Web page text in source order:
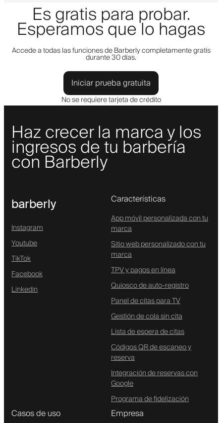
Es gratis para probar.
Esperamos que lo hagas
Accede a todas las funciones de Barberly completamente gratis
durante 30 días.
Iniciar prueba gratuita
No se requiere tarjeta de crédito
Haz crecer la marca y los
ingresos de tu barbería
con Barberly
barberly
Instagram
Youtube
TikTok
Facebook
Linkedin
Características
App móvil personalizada con tu
marca
Sitio web personalizado con tu
marca
TPV y pagos en línea
Quiosco de auto-registro
Panel de citas para TV
Gestión de cola sin cita
Lista de espera de citas
Códigos QR de escaneo y
reserva
Integración de reservas con
Google
Programa de fidelización
Casos de uso Empresa